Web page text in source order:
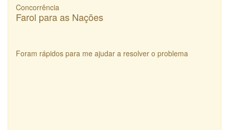
Concorrência
Farol para as Nações
Foram rápidos para me ajudar a resolver o problema